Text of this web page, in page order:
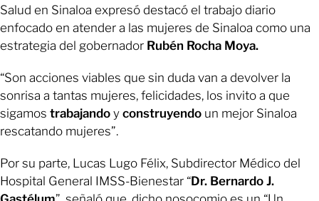
Salud en Sinaloa expresó destacó el trabajo diario
enfocado en atender a las mujeres de Sinaloa como una
estrategia del gobernador Rubén Rocha Moya.
“Son acciones viables que sin duda van a devolver la
sonrisa a tantas mujeres, felicidades, los invito a que
sigamos trabajando y construyendo un mejor Sinaloa
rescatando mujeres”.
Por su parte, Lucas Lugo Félix, Subdirector Médico del
Hospital General IMSS-Bienestar “Dr. Bernardo J.